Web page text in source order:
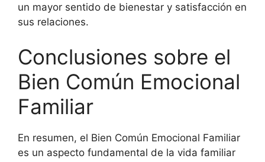
un mayor sentido de bienestar y satisfacción en
sus relaciones.
Conclusiones sobre el
Bien Común Emocional
Familiar
En resumen, el Bien Común Emocional Familiar
es un aspecto fundamental de la vida familiar